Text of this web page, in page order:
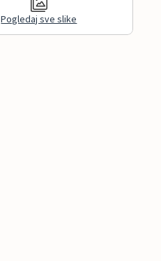
Pogledaj sve slike